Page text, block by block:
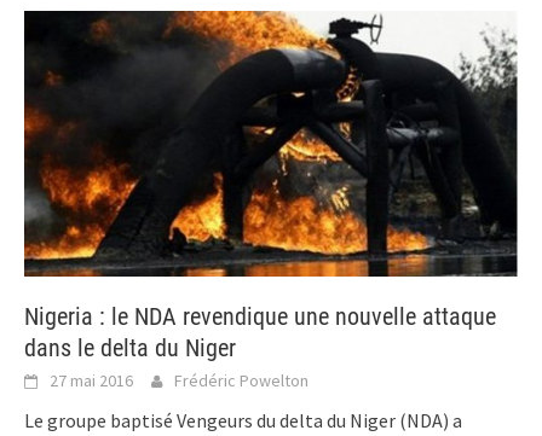
Nigeria : le NDA revendique une nouvelle attaque
dans le delta du Niger
27 mai 2016 Frédéric Powelton
Le groupe baptisé Vengeurs du delta du Niger (NDA) a